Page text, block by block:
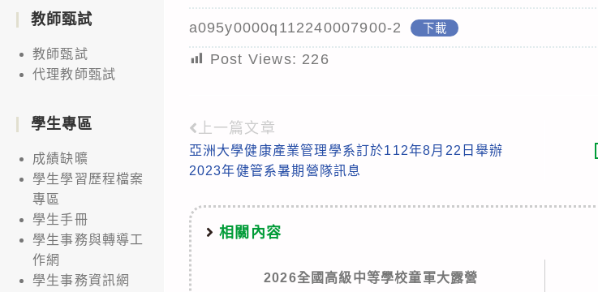
a095y0000q112240007900-2 下載
Post Views: 226
Read
more
上一篇文章
亞洲大學健康產業管理學系訂於112年8月22日舉辦
2023年健管系暑期營隊訊息
相關內容
2026全國高級中等學校童軍大露營
教師甄試
教師甄試
代理教師甄試
學生專區
成績缺曠
學生學習歷程檔案
專區
學生手冊
學生事務與轉導工
作網
學生事務資訊網